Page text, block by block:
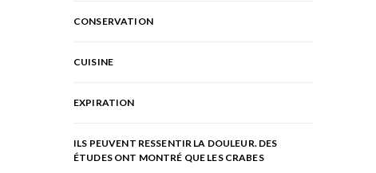
CONSERVATION
CUISINE
EXPIRATION
ILS PEUVENT RESSENTIR LA DOULEUR. DES
ÉTUDES ONT MONTRÉ QUE LES CRABES